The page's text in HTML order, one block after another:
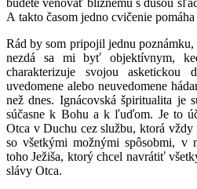
A takto časom jedno cvičenie
Rád by som pripojil jednu
nezdá sa mi byť objektívnym,
charakterizuje svojou
uvedomene alebo neuvedomene
než dnes. Ignácovská špiritualita je
súčasne k Bohu a k ľuďom. Je to
Otca v Duchu cez službu, ktorá vždy
so všetkými možnými spôsobmi, v
toho Ježiša, ktorý chcel navrátiť
slávy Otca.